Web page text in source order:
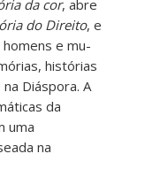
da cor, abre
do Direito, e
homens e mu­
histórias
Diáspora. A
da
uma
na